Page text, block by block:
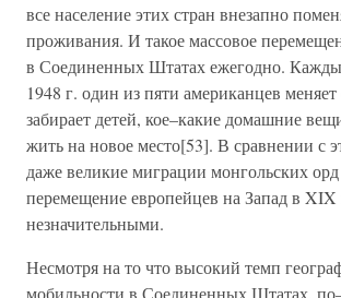
все население этих стран внезапно
проживания. И такое массовое
в Соединенных Штатах ежегодно.
1948 г. один из пяти американцев меняет
забирает детей, кое–какие домашние
жить на новое место[53]. В сравнении с
даже великие миграции монгольских
перемещение европейцев на Запад в XIX
незначительными.
Несмотря на то что высокий темп
мобильности в Соединенных Штатах,